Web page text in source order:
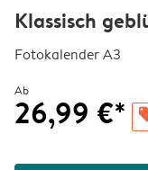
Klassisch
Fotokalender A3
Ab
26,99 €*